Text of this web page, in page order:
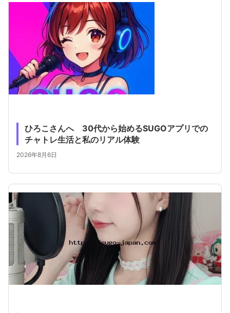
ひろこさんへ 30代から始めるSUGOアプリでの
チャトレ生活と私のリアル体験
2026年8月6日